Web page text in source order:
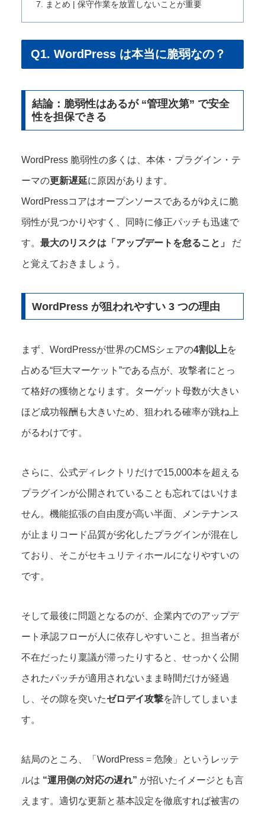
まとめ | 保守作業を放置しないことが重要
Q1. WordPress は本当に脆弱なの？
結論：脆弱性はあるが “管理次第” で安全
性を担保できる
WordPress 脆弱性の多くは、本体・プラグイン・テ
ーマの更新遅延に原因があります。
WordPressコアはオープンソースであるがゆえに脆
弱性が⾒つかりやすく、同時に修正パッチも迅速で
す。 最大のリスクは「アップデートを怠ること」 だ
と覚えておきましょう。
WordPress が狙われやすい 3 つの理由
まず、WordPressが世界のCMSシェアの4割以上を
占める“巨大マーケット”である点が、攻撃者にとっ
て格好の獲物となります。ターゲット母数が大きい
ほど成功報酬も大きいため、狙われる確率が跳ね上
がるわけです。
さらに、公式ディレクトリだけで15,000本を超える
プラグインが公開されていることも忘れてはいけま
せん。機能拡張の自由度が高い半面、メンテナンス
が止まりコード品質が劣化したプラグインが混在し
ており、そこがセキュリティホールになりやすいの
です。
そして最後に問題となるのが、企業内でのアップデ
ート承認フローが人に依存しやすいこと。担当者が
不在だったり稟議が滞ったりすると、せっかく公開
されたパッチが適用されないまま時間だけが経過
し、その隙を突いたゼロデイ攻撃を許してしまいま
す。
結局のところ、「WordPress = 危険」というレッテ
ルは “運⽤側の対応の遅れ” が招いたイメージとも⾔
えます。適切な更新と基本設定を徹底すれば被害の